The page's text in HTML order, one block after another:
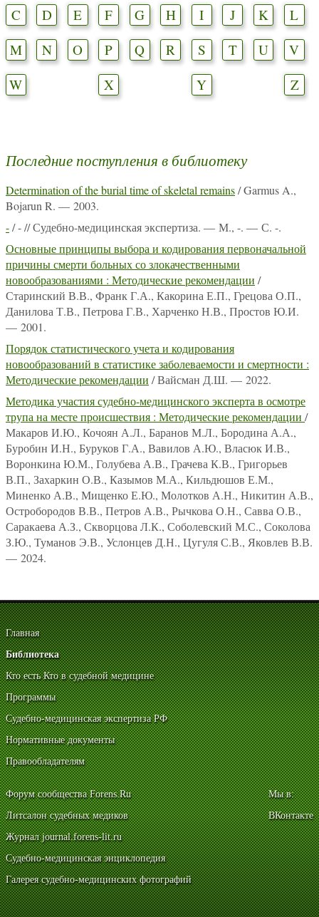
C
D E F G H I J K
L
M
N O P Q R S T U
V
W
X Y Z
Последние поступления в библиотеку
Determination of the burial time of skeletal remains/ Garmus A.,
Bojarun R. — 2003.
-/ - // Судебно-медицинская экспертиза. — М., -. — С. -.
Основные принципы выбора и кодирования первоначальной
причины смерти больных со злокачественными
новообразованиями : Методические рекомендации /
Старинский В.В., Франк Г.А., Какорина Е.П., Грецова О.П.,
Данилова Т.В., Петрова Г.В., Харченко Н.В., Простов Ю.И.
— 2001.
Порядок статистического учета и кодирования
новообразований в статистике заболеваемости и смертности :
Методические рекомендации / Вайсман Д.Ш. — 2022.
Методика участия судебно-медицинского эксперта в осмотре
трупа на месте происшествия : Методические рекомендации /
Макаров И.Ю., Кочоян А.Л., Баранов М.Л., Бородина А.А.,
Буробин И.Н., Буруков Г.А., Вавилов А.Ю., Власюк И.В.,
Воронкина Ю.М., Голубева А.В., Грачева К.В., Григорьев
В.П., Захаркин О.В., Казымов М.А., Кильдюшов Е.М.,
Миненко А.В., Мищенко Е.Ю., Молотков А.Н., Никитин А.В.,
Остробородов В.В., Петров А.В., Рычкова О.Н., Савва О.В.,
Саракаева А.З., Скворцова Л.К., Соболевский М.С., Соколова
З.Ю., Туманов Э.В., Услонцев Д.Н., Цугуля С.В., Яковлев В.В.
— 2024.
Главная
Библиотека
Кто есть Кто в судебной медицине
Программы
Судебно-медицинская экспертиза РФ
Нормативные документы
Правообладателям
Форум сообщества Forens.Ru
Литсалон судебных медиков
Журнал journal.forens-lit.ru
Судебно-медицинская энциклопедия
Галерея судебно-медицинских фотографий
Мы в:
ВКонтакте